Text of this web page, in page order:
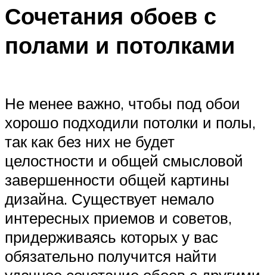
Сочетания обоев с
полами и потолками
Не менее важно, чтобы под обои
хорошо подходили потолки и полы,
так как без них не будет
целостности и общей смысловой
завершенности общей картины
дизайна. Существует немало
интересных приемов и советов,
придерживаясь которых у вас
обязательно получится найти